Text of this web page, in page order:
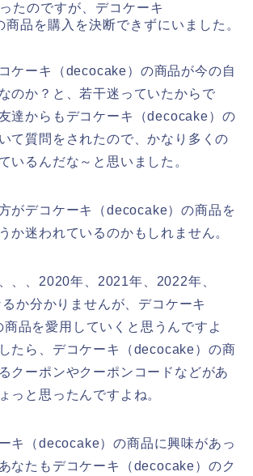
たのですが、デコケーキ
商品を購入を決断できずにいました。
ケーキ（decocake）の商品が今の自
のか？と、若干迷っていたからで
達からもデコケーキ（decocake）の
て質問をされたので、かなり多くの
いるんだな～と思いました。
がデコケーキ（decocake）の商品を
か迷われているのかもしれません。
、、2020年、2021年、2022年、
か分かりませんが、デコケーキ
商品を愛用していくと思うんですよ
たら、デコケーキ（decocake）の商
クーポンやクーポンコードなどがあ
っと思ったんですよね。
キ（decocake）の商品に興味があっ
なたもデコケーキ（decocake）のク